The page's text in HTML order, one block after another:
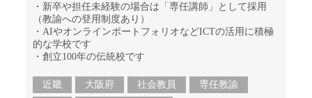
・新卒や担任未経験の場合は「専任講師」として採用
（教諭への登用制度あり）
・AIやオンラインポートフォリオなどICTの活用に積極
的な学校です
・創立100年の伝統校です
近畿 大阪府 社会教員
専任教諭